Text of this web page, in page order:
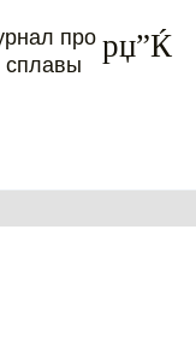
про
сплавы